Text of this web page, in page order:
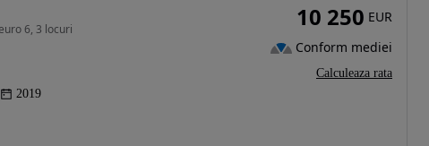
6, 3 locuri
2019
10 250 EUR
Conform mediei
Calculeaza rata